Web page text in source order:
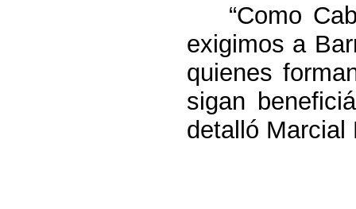
“Como
exigimos a
quienes
sigan
detalló Marcial